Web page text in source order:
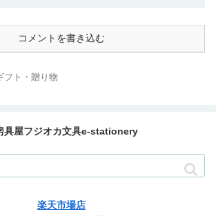
コメントを書き込む
フト・贈り物
具屋フジオカ文具e-stationery
楽天市場店